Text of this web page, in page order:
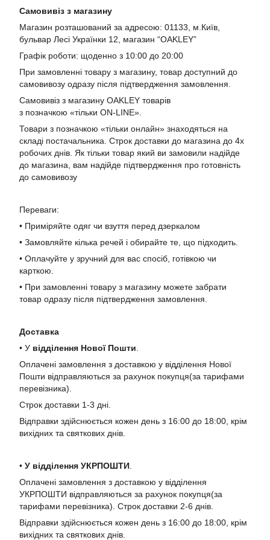
Самовивіз з магазину
Магазин розташований за адресою: 01133, м.Київ,
бульвар Лесі Українки 12, магазин “OAKLEY”
Графік роботи: щоденно з 10:00 до 20:00
При замовленні товару з магазину, товар доступний до
самовивозу одразу після підтвердження замовлення.
Самовивіз з магазину OAKLEY товарів
з позначкою «тільки ON-LINE».
Товари з позначкою «тільки онлайн» знаходяться на
складі постачальника. Строк доставки до магазина до 4х
робочих днів. Як тільки товар який ви замовили надійде
до магазина, вам надійде підтвердження про готовність
до самовивозу
Переваги:
• Приміряйте одяг чи взуття перед дзеркалом
• Замовляйте кілька речей і обирайте те, що підходить.
• Оплачуйте у зручний для вас спосіб, готівкою чи
карткою.
• При замовленні товару з магазину можете забрати
товар одразу після підтвердження замовлення.
Доставка
• У відділення Нової Пошти
Оплачені замовлення з доставкою у відділення Нової
Пошти відправляються за рахунок покупця(за тарифами
перевізника).
Строк доставки 1-3 дні.
Відправки здійснюється кожен день з 16:00 до 18:00, крім
вихідних та святкових днів.
• У відділення УКРПОШТИ
Оплачені замовлення з доставкою у відділення
УКРПОШТИ відправляються за рахунок покупця(за
тарифами перевізника). Строк доставки 2-6 днів.
Відправки здійснюється кожен день з 16:00 до 18:00, крім
вихідних та святкових днів.